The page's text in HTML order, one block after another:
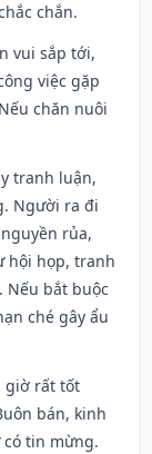
chắn.
vui sắp tới,
việc gặp
chăn nuôi
tranh luận,
Người ra đi
rủa,
hội họp, tranh
Nếu bắt buộc
ché gây ẩu
giờ rất tốt
bán, kinh
tin mừng.